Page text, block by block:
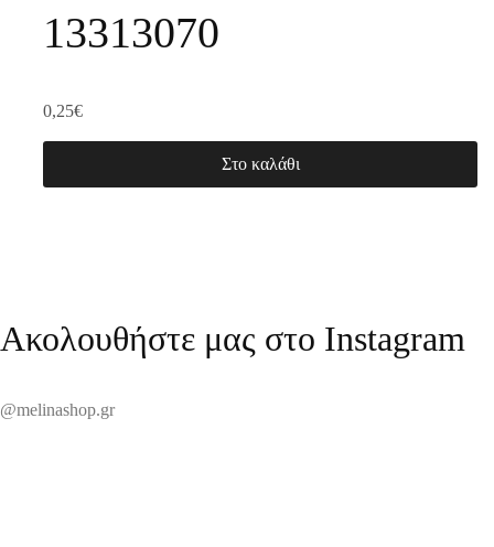
13313070
0,25€
Στο καλάθι
Ακολουθήστε μας στο Instagram
@melinashop.gr